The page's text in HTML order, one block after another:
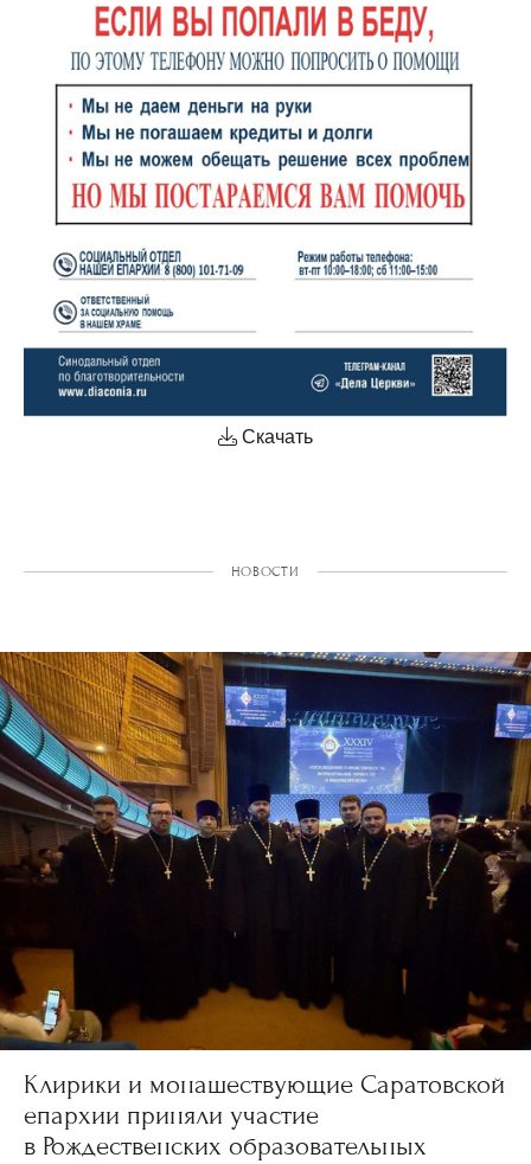
Скачать
НОВОСТИ
Клирики и монашествующие Саратовской
епархии приняли участие
в Рождественских образовательных